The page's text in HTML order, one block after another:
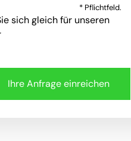
* Pflichtfeld.
sich gleich für unseren